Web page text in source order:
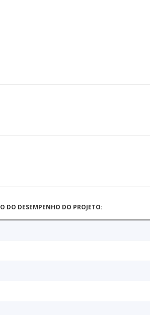
DO DESEMPENHO DO PROJETO: